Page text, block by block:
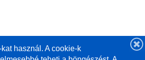
használ. A cookie-k